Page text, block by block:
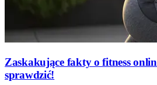
Zaskakujące fakty o fitness
sprawdzić!